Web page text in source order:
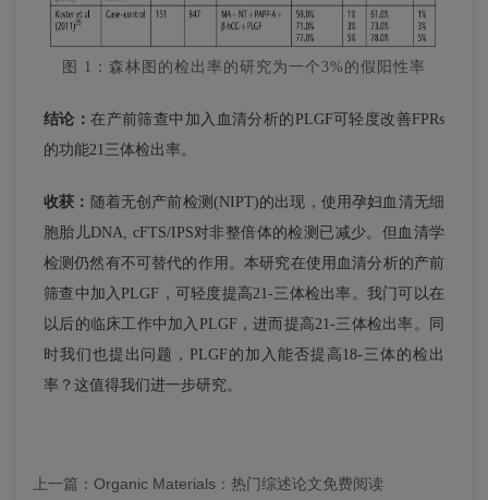
图 1：森林图的检出率的研究为一个3%的假阳性率
结论：在产前筛查中加入血清分析的PLGF可轻度改善FPRs
的功能21三体检出率。
收获： 随着无创产前检测(NIPT)的出现，使用孕妇血清无细
胞胎儿DNA, cFTS/IPS对非整倍体的检测已减少。但血清学
检测仍然有不可替代的作用。本研究在使用血清分析的产前
筛查中加入PLGF，可轻度提高21-三体检出率。我门可以在
以后的临床工作中加入PLGF，进而提高21-三体检出率。同
时我们也提出问题，PLGF的加入能否提高18-三体的检出
率？这值得我们进一步研究。
上一篇： Organic Materials：热门综述论文免费阅读